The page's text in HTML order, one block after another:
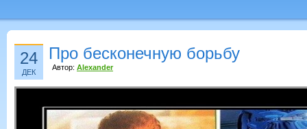
24
ДЕК
Про бесконечную борьбу
Автор: Alexander